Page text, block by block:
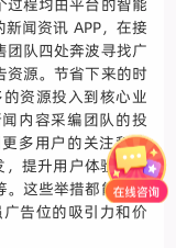
过程均由平台的智能
闻资讯 APP，在接
队四处奔波寻找广
资源。节省下来的时
资源投入到核心业
内容采编团队的投
多用户的关注和使
提升用户体验，如
。这些举措都能够间
告位的吸引力和价